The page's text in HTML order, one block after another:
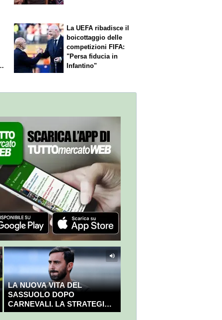
La UEFA ribadisce il
boicottaggio delle
competizioni FIFA:
"Persa fiducia in
Infantino"
LA NUOVA VITA DEL
SASSUOLO DOPO
CARNEVALI. LA STRATEGIA È
GIÀ CHIARA E DECISA